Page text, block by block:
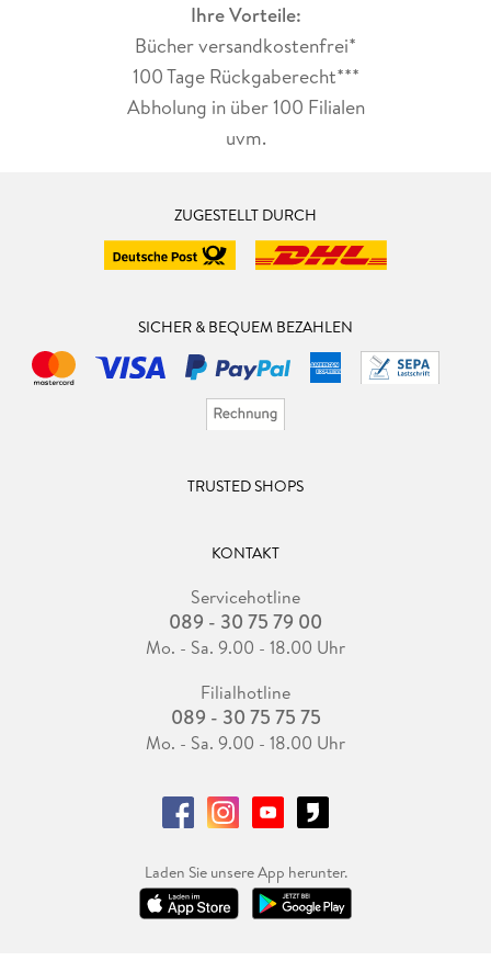
Ihre Vorteile:
Bücher versandkostenfrei*
100 Tage Rückgaberecht***
Abholung in über 100 Filialen
uvm.
ZUGESTELLT DURCH
SICHER & BEQUEM BEZAHLEN
TRUSTED SHOPS
KONTAKT
Servicehotline
089 - 30 75 79 00
Mo. - Sa. 9.00 - 18.00 Uhr
Filialhotline
089 - 30 75 75 75
Mo. - Sa. 9.00 - 18.00 Uhr
Laden Sie unsere App herunter.